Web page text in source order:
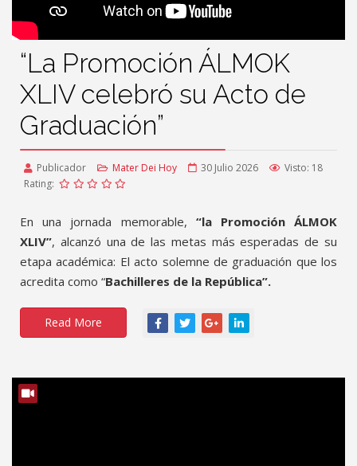
“La Promoción ÁLMOK
XLIV celebró su Acto de
Graduación”
Publicador Mater Dei Hoy 30 Julio 2026
Visto: 18
Rating:
En una jornada memorable, “la Promoción ÁLMOK
XLIV”, alcanzó una de las metas más esperadas de su
etapa académica: El acto solemne de graduación que los
acredita como “Bachilleres de la República”.
Read More